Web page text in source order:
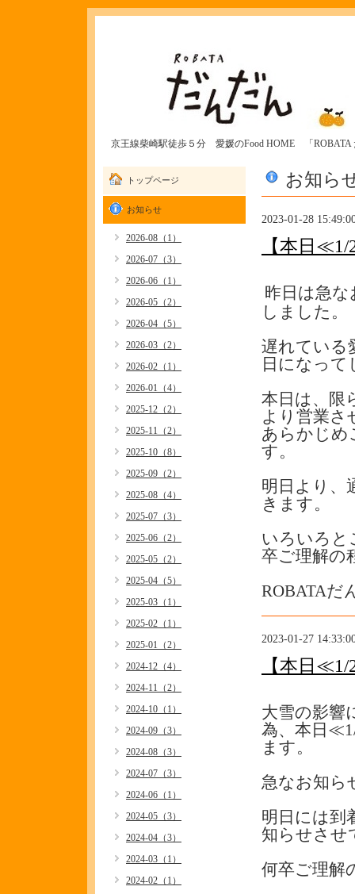
京王線柴崎駅徒歩５分 愛媛のFood HOME 「ROBATA
お知ら
2023-01-28
【本日
昨日は急
しました。
遅れている
日になって
本日は、限
より営業さ
あらかじめ
す。
明日より、
きます。
いろいろと
卒ご理解の
ROBATA
2023-01-27
【本日
大雪の影響
為、本日
ます。
急なお知ら
明日には到
知らせさせ
何卒ご理解
トップページ
お知らせ
2026-08（1）
2026-07（3）
2026-06（1）
2026-05（2）
2026-04（5）
2026-03（2）
2026-02（1）
2026-01（4）
2025-12（2）
2025-11（2）
2025-10（8）
2025-09（2）
2025-08（4）
2025-07（3）
2025-06（2）
2025-05（2）
2025-04（5）
2025-03（1）
2025-02（1）
2025-01（2）
2024-12（4）
2024-11（2）
2024-10（1）
2024-09（3）
2024-08（3）
2024-07（3）
2024-06（1）
2024-05（3）
2024-04（3）
2024-03（1）
2024-02（1）